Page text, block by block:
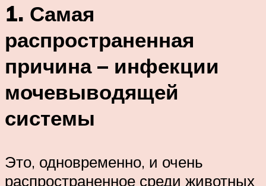
1. Самая
распространенная
причина – инфекции
мочевыводящей
системы
Это, одновременно, и очень
распространенное среди животных